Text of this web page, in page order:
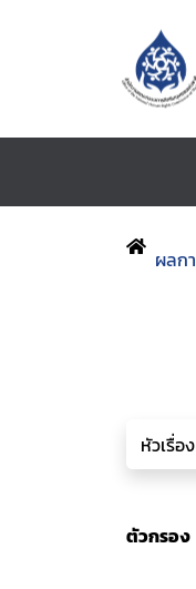
ผลก
ตัวกรอง